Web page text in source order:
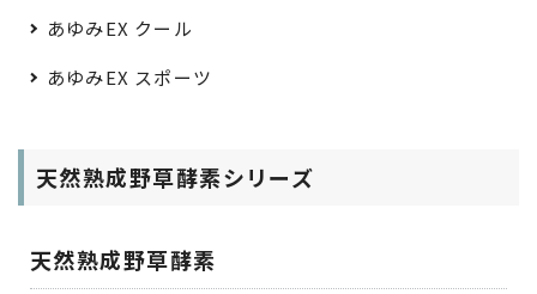
あゆみEX クール
あゆみEX スポーツ
天然熟成野草酵素シリーズ
天然熟成野草酵素